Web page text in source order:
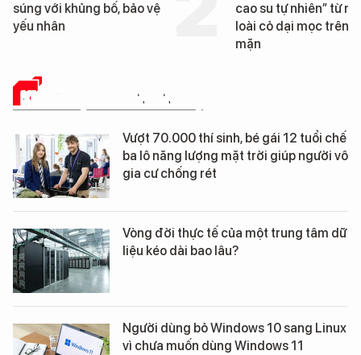
súng với khủng bố, bảo vệ
yếu nhân
cao su tự nhiên” từ
loài cỏ dại mọc trên
mặn
KHOA HỌC - CÔNG NGHỆ
Vượt 70.000 thí sinh, bé gái 12 tuổi chế
ba lô năng lượng mặt trời giúp người vô
gia cư chống rét
Vòng đời thực tế của một trung tâm dữ
liệu kéo dài bao lâu?
Người dùng bỏ Windows 10 sang Linux
vì chưa muốn dùng Windows 11